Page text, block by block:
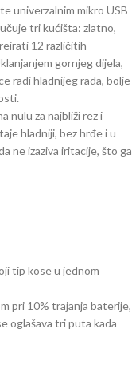
univerzalnim mikro USB
tri kućišta: zlatno,
12 različitih
gornjeg dijela,
radi hladnijeg rada, bolje
nulu za najbliži rez i
hladniji, bez hrđe i u
ne izaziva iritacije, što ga
tip kose u jednom
pri 10% trajanja baterije,
oglašava tri puta kada